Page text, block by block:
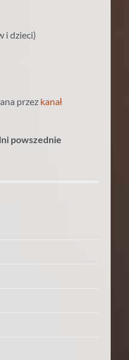
i dzieci)
przez kanał
powszednie